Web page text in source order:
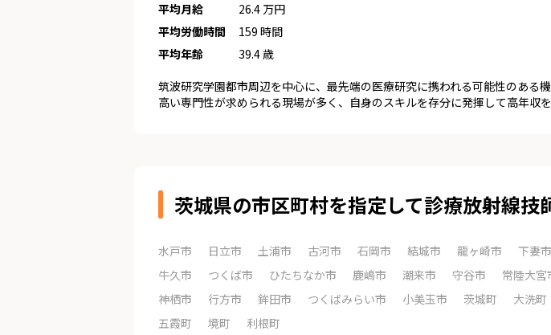
平均月給
26.4 万円
平均労働時間
159 時間
平均年齢
39.4 歳
筑波研究学園都市周辺を中心に、最先端の医療研究に携われる可能性のある
高い専門性が求められる現場が多く、自身のスキルを存分に発揮して高年収
茨城県の市区町村を指定して診療放射線技
水戸市 日立市 土浦市 古河市 石岡市 結城市 龍ヶ崎市 下妻市
牛久市
つくば市 ひたちなか市 鹿嶋市 潮来市 守谷市 常陸大宮
神栖市
行方市 鉾田市 つくばみらい市 小美玉市 茨城町 大洗町
五霞町
境町 利根町